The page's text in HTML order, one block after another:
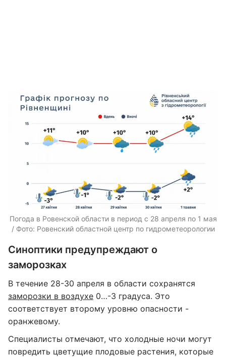
Погода в Ровенской области в период с 28 апреля по 1 мая
/ Фото: Ровенский областной центр по гидрометеорологии
Синоптики предупреждают о
заморозках
В течение 28-30 апреля в области сохранятся
заморозки в воздухе 0…-3 градуса. Это
соответствует второму уровню опасности -
оранжевому.
Специалисты отмечают, что холодные ночи могут
повредить цветущие плодовые растения, которые